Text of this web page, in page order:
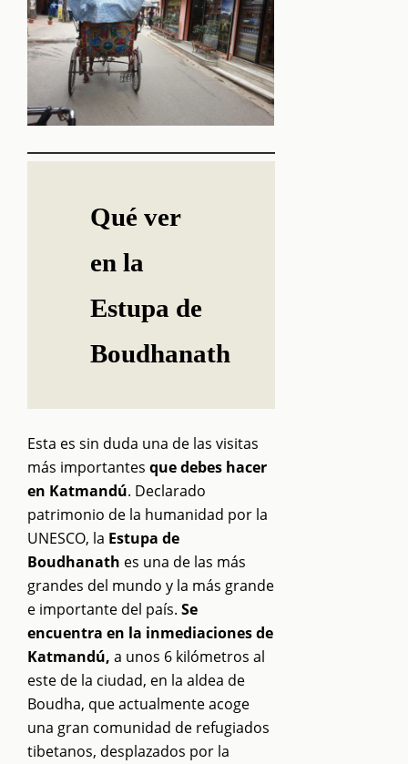
Qué ver
en la
Estupa de
Boudhanath
Esta es sin duda una de las visitas
más importantes que debes hacer
en Katmandú. Declarado
patrimonio de la humanidad por la
UNESCO, la Estupa de
Boudhanath es una de las más
grandes del mundo y la más grande
e importante del país. Se
encuentra en la inmediaciones de
Katmandú, a unos 6 kilómetros al
este de la ciudad, en la aldea de
Boudha, que actualmente acoge
una gran comunidad de refugiados
tibetanos, desplazados por la